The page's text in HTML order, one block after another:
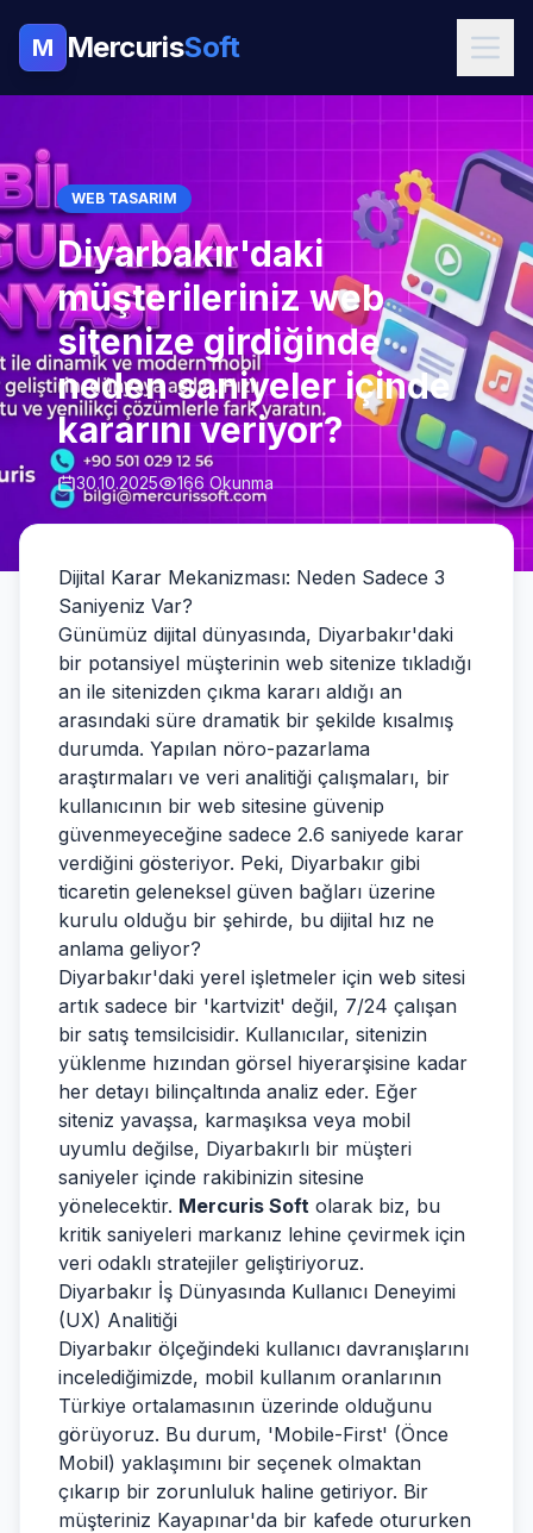
M MercurisSoft
WEB TASARIM
Diyarbakır'daki
müşterileriniz web
sitenize girdiğinde
neden saniyeler içinde
kararını veriyor?
30.10.2025 166 Okunma
Dijital Karar Mekanizması: Neden Sadece 3
Saniyeniz Var?
Günümüz dijital dünyasında, Diyarbakır'daki
bir potansiyel müşterinin web sitenize tıkladığı
an ile sitenizden çıkma kararı aldığı an
arasındaki süre dramatik bir şekilde kısalmış
durumda. Yapılan nöro-pazarlama
araştırmaları ve veri analitiği çalışmaları, bir
kullanıcının bir web sitesine güvenip
güvenmeyeceğine sadece 2.6 saniyede karar
verdiğini gösteriyor. Peki, Diyarbakır gibi
ticaretin geleneksel güven bağları üzerine
kurulu olduğu bir şehirde, bu dijital hız ne
anlama geliyor?
Diyarbakır'daki yerel işletmeler için web sitesi
artık sadece bir 'kartvizit' değil, 7/24 çalışan
bir satış temsilcisidir. Kullanıcılar, sitenizin
yüklenme hızından görsel hiyerarşisine kadar
her detayı bilinçaltında analiz eder. Eğer
siteniz yavaşsa, karmaşıksa veya mobil
uyumlu değilse, Diyarbakırlı bir müşteri
saniyeler içinde rakibinizin sitesine
yönelecektir. Mercuris Soft olarak biz, bu
kritik saniyeleri markanız lehine çevirmek için
veri odaklı stratejiler geliştiriyoruz.
Diyarbakır İş Dünyasında Kullanıcı Deneyimi
(UX) Analitiği
Diyarbakır ölçeğindeki kullanıcı davranışlarını
incelediğimizde, mobil kullanım oranlarının
Türkiye ortalamasının üzerinde olduğunu
görüyoruz. Bu durum, 'Mobile-First' (Önce
Mobil) yaklaşımını bir seçenek olmaktan
çıkarıp bir zorunluluk haline getiriyor. Bir
müşteriniz Kayapınar'da bir kafede otururken